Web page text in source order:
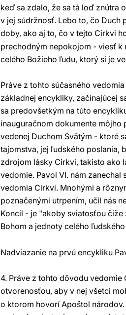
keď sa zdalo, že sa tá loď znútra
v jej súdržnosť. Lebo to, čo
doby, ako aj to, čo v tejto Cirkvi
prechodným nepokojom - viesť k
celého Božieho ľudu, ktorý si je
Práve z tohto súčasného
základnej encykliky, začínajúcej
sa predovšetkým na túto
inauguračnom dokumente
vedenej Duchom Svätým - ktoré
tajomstva, jej ľudského poslania,
zdrojom lásky Cirkvi, takisto ako
vedomie. Pavol VI. nám
vedomia Cirkvi. Mnohými a
poznačenými utrpením, učil nás
Koncil - je "akoby sviatosťou
Bohom a jednoty celého
Nadviazanie na prvú encykliku
4. Práve z tohto dôvodu
otvorenosťou, aby v nej všetci
o ktorom hovorí Apoštol